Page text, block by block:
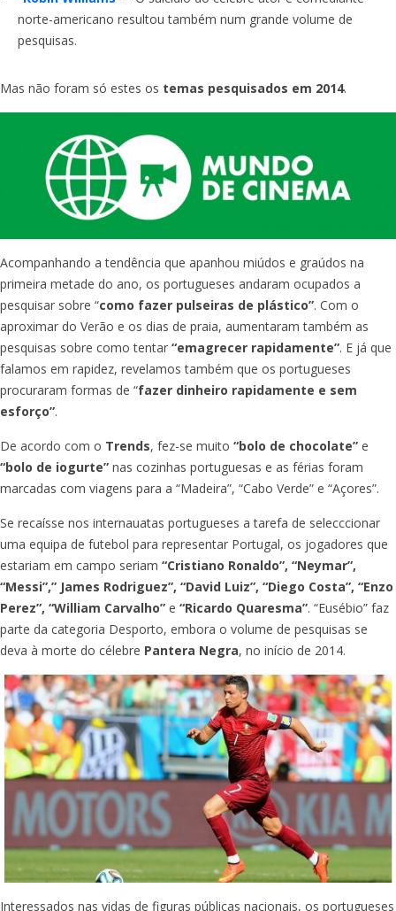
norte-americano resultou também num grande volume de
pesquisas.
Mas não foram só estes os temas pesquisados em 2014.
Acompanhando a tendência que apanhou miúdos e graúdos na
primeira metade do ano, os portugueses andaram ocupados a
pesquisar sobre “como fazer pulseiras de plástico”. Com o
aproximar do Verão e os dias de praia, aumentaram também as
pesquisas sobre como tentar “emagrecer rapidamente”. E já que
falamos em rapidez, revelamos também que os portugueses
procuraram formas de “fazer dinheiro rapidamente e sem
esforço”.
De acordo com o Trends, fez-se muito “bolo de chocolate” e
“bolo de iogurte” nas cozinhas portuguesas e as férias foram
marcadas com viagens para a “Madeira”, “Cabo Verde” e “Açores”.
Se recaísse nos internauatas portugueses a tarefa de selecccionar
uma equipa de futebol para representar Portugal, os jogadores que
estariam em campo seriam “Cristiano Ronaldo”, “Neymar”,
“Messi”,” James Rodriguez”, “David Luiz”, “Diego Costa”, “Enzo
Perez”, “William Carvalho” e “Ricardo Quaresma”. “Eusébio” faz
parte da categoria Desporto, embora o volume de pesquisas se
deva à morte do célebre Pantera Negra, no início de 2014.
Interessados nas vidas de figuras públicas nacionais, os portugueses